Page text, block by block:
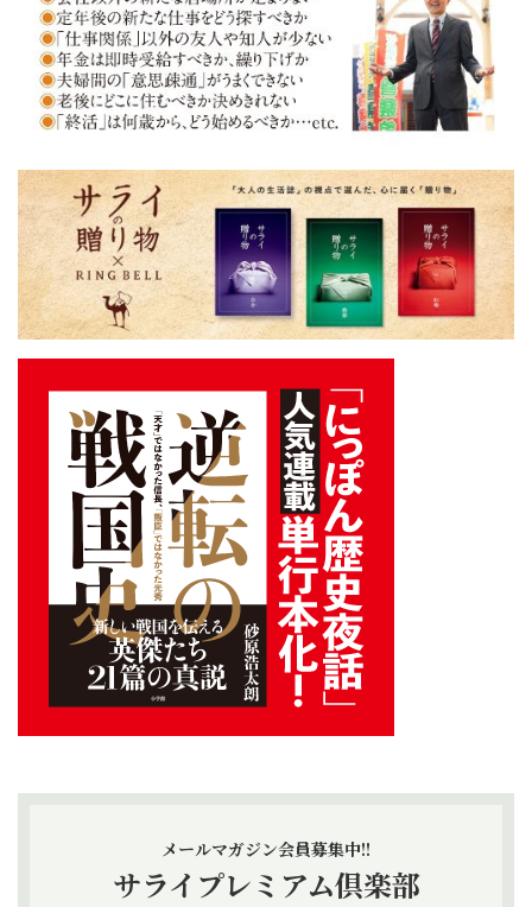
メールマガジン会員募集中!!
サライプレミアム倶楽部